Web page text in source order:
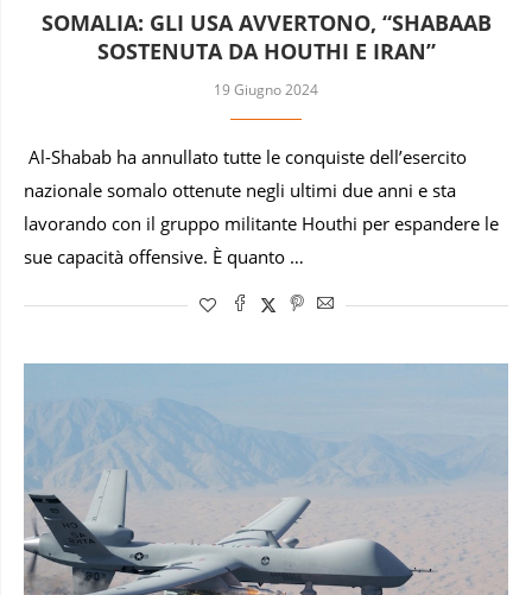
SOMALIA: GLI USA AVVERTONO, “SHABAAB
SOSTENUTA DA HOUTHI E IRAN”
19 Giugno 2024
Al-Shabab ha annullato tutte le conquiste dell’esercito
nazionale somalo ottenute negli ultimi due anni e sta
lavorando con il gruppo militante Houthi per espandere le
sue capacità offensive. È quanto …